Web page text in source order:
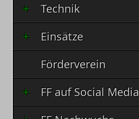
Technik
Einsätze
Förderverein
FF auf Social Media